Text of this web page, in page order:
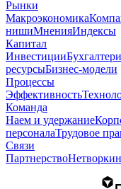
Рынки
Макроэкономика
нишиМненияИндексы
Капитал
Инвестиции
ресурсыБизнес-модели
Процессы
Эффективность
Команда
Наем и удержание
персоналаТрудовое
Связи
Партнерство